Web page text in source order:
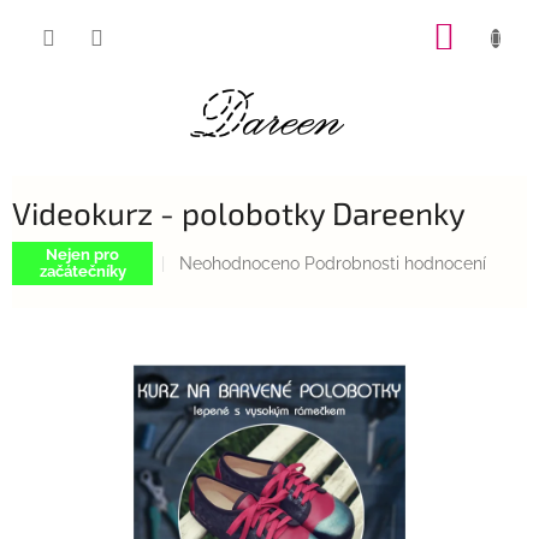
Videokurz - polobotky Dareenky
Nejen pro
začátečníky
Průměrné
5
hvězdiček.
Neohodnoceno Podrobnosti hodnocení